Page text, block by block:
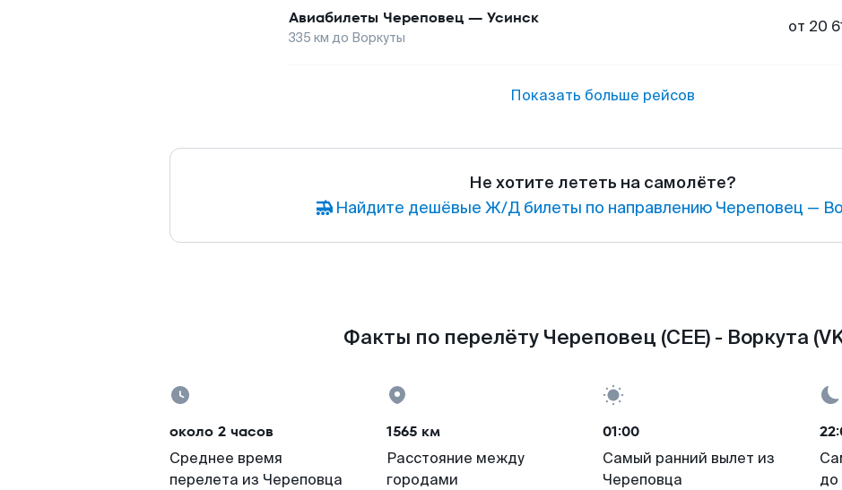
Авиабилеты Череповец — Усинск
335 км до Воркуты
от 20
Показать больше рейсов
Не хотите лететь на самолёте?
Найдите дешёвые Ж/Д билеты по направлению Череповец —
Факты по перелёту Череповец (CEE) - Воркута
около 2 часов
Среднее время
перелета из Череповца
1565 км
Расстояние между
городами
01:00
Самый ранний вылет из
Череповца
до